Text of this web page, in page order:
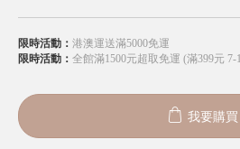
限時活動： 港澳運送滿5000免運
限時活動： 全館滿1500元超取免運 (滿399元 7-
我要購買